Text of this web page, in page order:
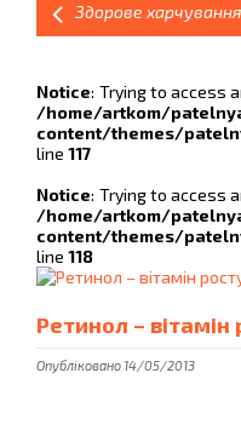
Здорове харчування
Notice: Trying to access
/home/artkom/
content/themes/
line117
Notice: Trying to access
/home/artkom/
content/themes/
line118
Ретинол – вітамін
Опубліковано 14/05/2013